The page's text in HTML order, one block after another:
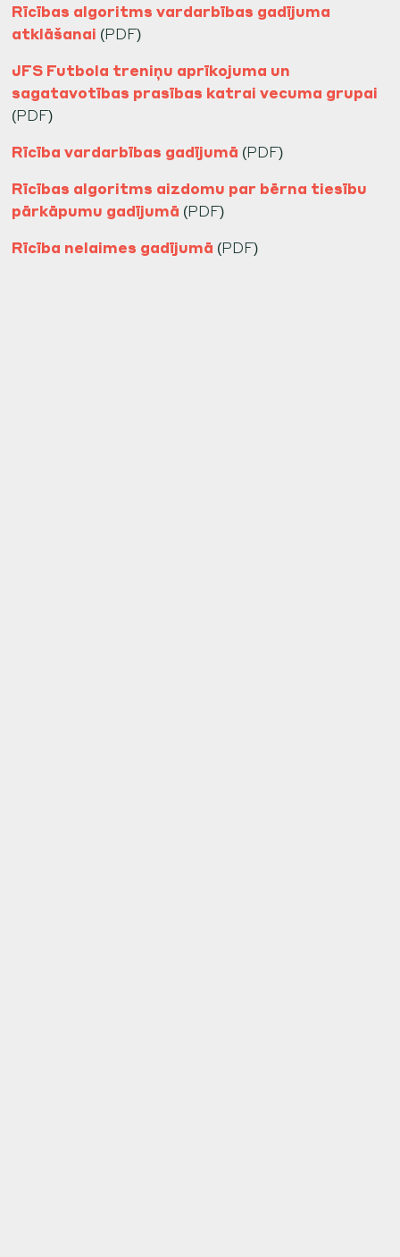
Rīcības algoritms vardarbības gadījuma
atklāšanai (PDF)
JFS Futbola treniņu aprīkojuma un
sagatavotības prasības katrai vecuma grupai
(PDF)
Rīcība vardarbības gadījumā (PDF)
Rīcības algoritms aizdomu par bērna tiesību
pārkāpumu gadījumā (PDF)
Rīcība nelaimes gadījumā (PDF)